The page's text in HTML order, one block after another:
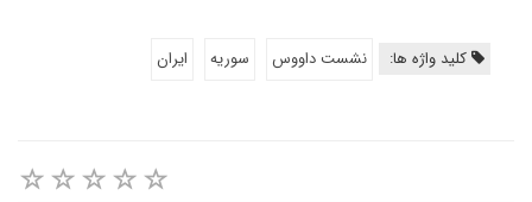
کلید واژه ها: نشست داووس سوريه ايران